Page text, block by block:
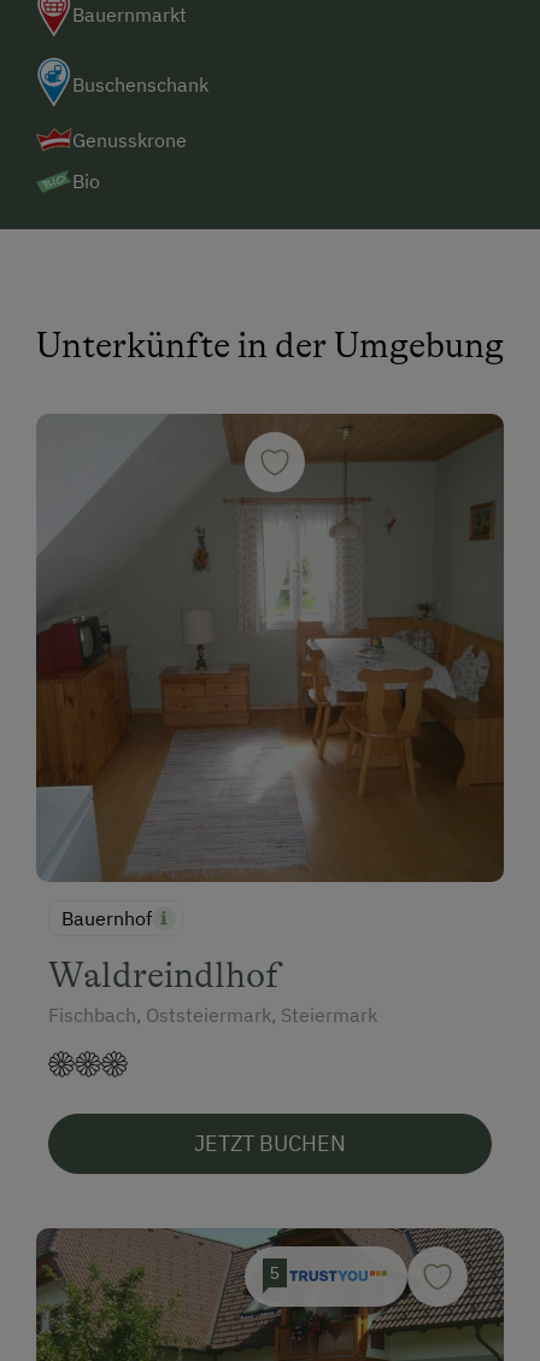
Bauernmarkt
Buschenschank
Genusskrone
Bio
Unterkünfte in der Umgebung
Bauernhof
Waldreindlhof
Fischbach, Oststeiermark, Steiermark
JETZT BUCHEN
5